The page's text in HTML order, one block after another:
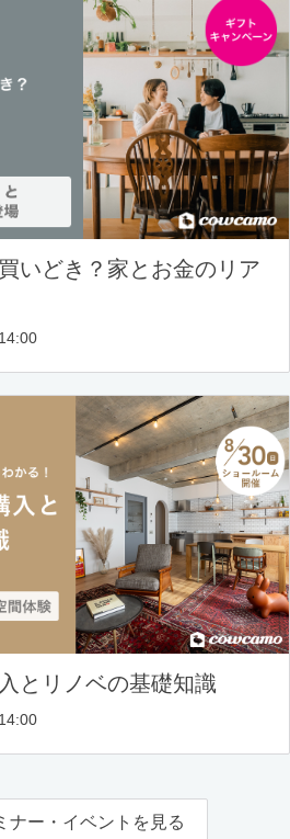
いどき？家とお金のリア
とリノベの基礎知識
ナー・イベントを見る